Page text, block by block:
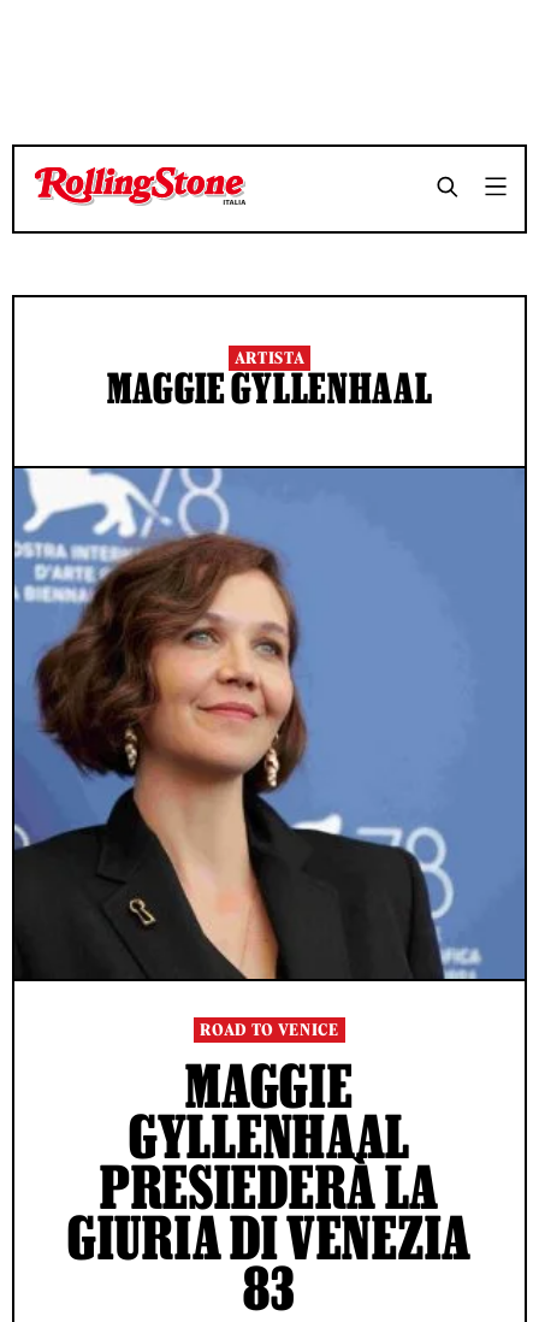
ARTISTA
MAGGIE GYLLENHAAL
ROAD TO VENICE
MAGGIE
GYLLENHAAL
PRESIEDERÀ LA
GIURIA DI VENEZIA
83